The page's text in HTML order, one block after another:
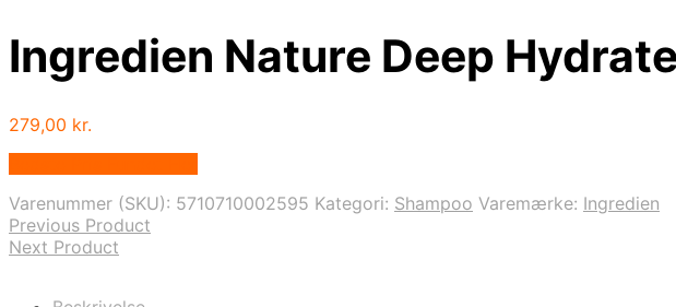
Ingredien Nature Deep
279,00 kr.
Varenummer (SKU): 5710710002595 Kategori: Shampoo Varemærke: Ingredien
Previous Product
Next Product